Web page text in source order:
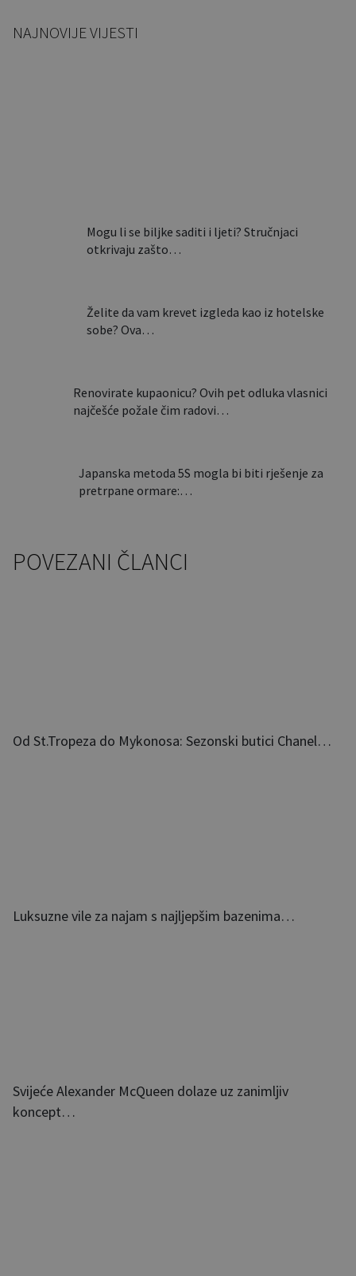
NAJNOVIJE VIJESTI
Mogu li se biljke saditi i ljeti? Stručnjaci
otkrivaju zašto…
Želite da vam krevet izgleda kao iz hotelske
sobe? Ova…
Renovirate kupaonicu? Ovih pet odluka vlasnici
najčešće požale čim radovi…
Japanska metoda 5S mogla bi biti rješenje za
pretrpane ormare:…
POVEZANI ČLANCI
Od St.Tropeza do Mykonosa: Sezonski butici Chanel…
Luksuzne vile za najam s najljepšim bazenima…
Svijeće Alexander McQueen dolaze uz zanimljiv
koncept…